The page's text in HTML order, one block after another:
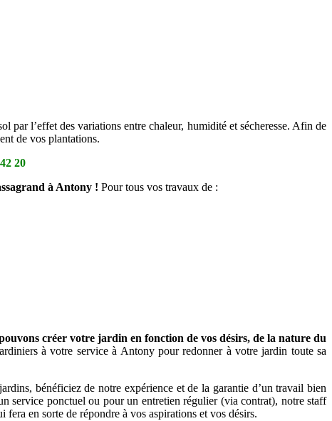
par l’effet des variations entre chaleur, humidité et sécheresse. Afin de
de vos plantations.
20
à Antony ! Pour tous vos travaux de :
créer votre jardin en fonction de vos désirs, de la nature du
à votre service à Antony pour redonner à votre jardin toute sa
bénéficiez de notre expérience et de la garantie d’un travail bien
service ponctuel ou pour un entretien régulier (via contrat), notre staff
en sorte de répondre à vos aspirations et vos désirs.